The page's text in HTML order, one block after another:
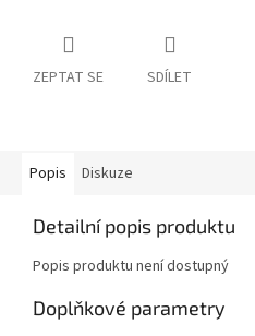
ZEPTAT SE SDÍLET
Popis Diskuze
Detailní popis produktu
Popis produktu není dostupný
Doplňkové parametry